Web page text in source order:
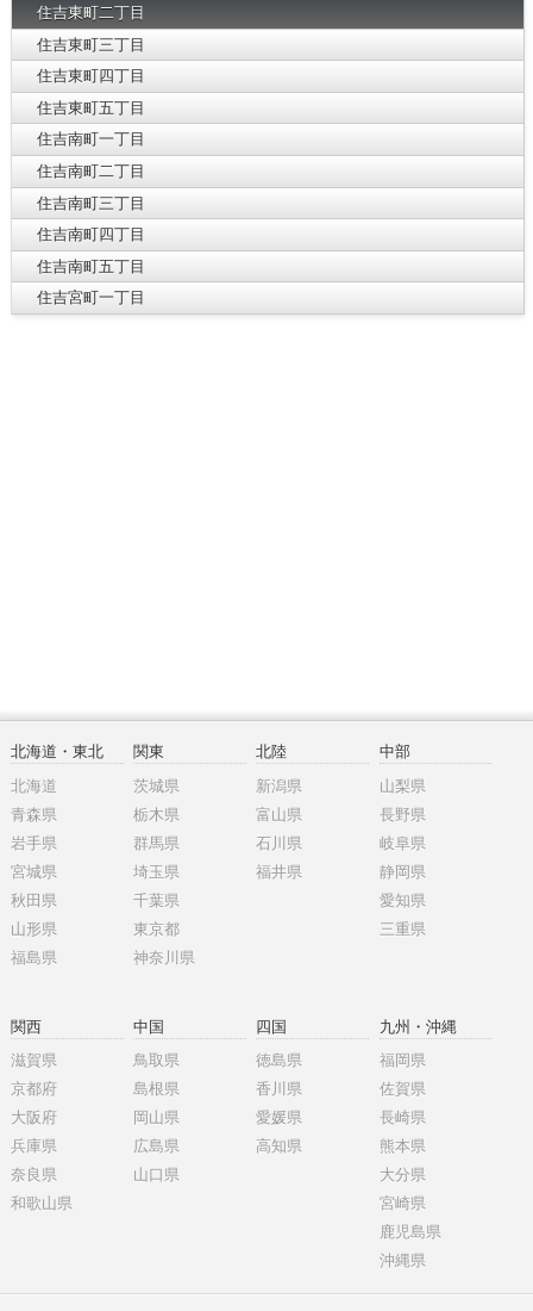
住吉東町二丁目
住吉東町三丁目
住吉東町四丁目
住吉東町五丁目
住吉南町一丁目
住吉南町二丁目
住吉南町三丁目
住吉南町四丁目
住吉南町五丁目
住吉宮町一丁目
北海道・東北
北海道
青森県
岩手県
宮城県
秋田県
山形県
福島県
関東
茨城県
栃木県
群馬県
埼玉県
千葉県
東京都
神奈川県
北陸
新潟県
富山県
石川県
福井県
中部
山梨県
長野県
岐阜県
静岡県
愛知県
三重県
関西
滋賀県
京都府
大阪府
兵庫県
奈良県
和歌山県
中国
鳥取県
島根県
岡山県
広島県
山口県
四国
徳島県
香川県
愛媛県
高知県
九州・沖縄
福岡県
佐賀県
長崎県
熊本県
大分県
宮崎県
鹿児島県
沖縄県